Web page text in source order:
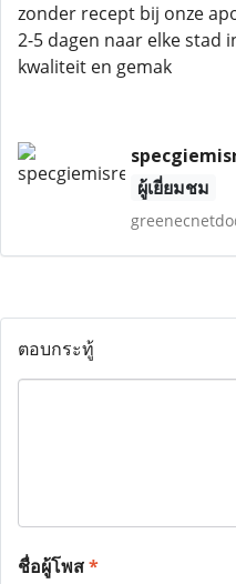
zonder recept bij onze
2-5 dagen naar elke stad
kwaliteit en gemak
ผู้เยี่ยมชม
ตอบกระทู้
ชื่อผู้โพส*